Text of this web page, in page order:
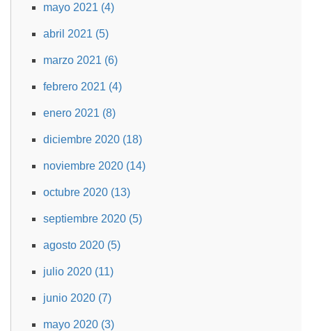
mayo 2021 (4)
abril 2021 (5)
marzo 2021 (6)
febrero 2021 (4)
enero 2021 (8)
diciembre 2020 (18)
noviembre 2020 (14)
octubre 2020 (13)
septiembre 2020 (5)
agosto 2020 (5)
julio 2020 (11)
junio 2020 (7)
mayo 2020 (3)